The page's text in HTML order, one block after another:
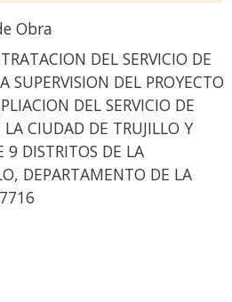
Obra
DEL SERVICIO DE
SUPERVISION DEL PROYECTO
DEL SERVICIO DE
CIUDAD DE TRUJILLO Y
9 DISTRITOS DE LA
DEPARTAMENTO DE LA